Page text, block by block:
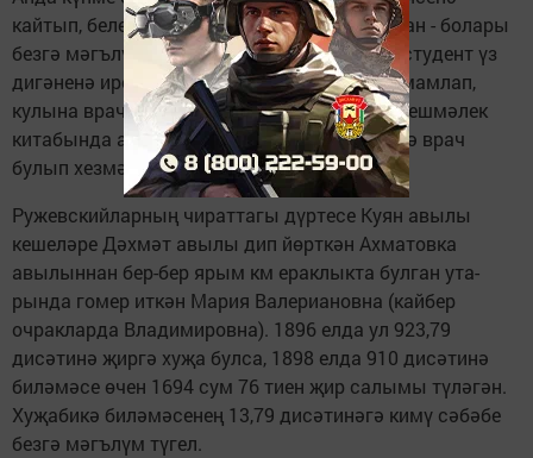
кайтып, белем алган, аны кайчан тәмамлаган - болары
безгә мәгълүм түгел. Әмма мәгълүме шул, студент үз
дигәненә ирешкән, академияне уңышлы тәмамлап,
кулы­на врач дипломы алган. 1889 елгы белешмәлек
китабында аның шәһәре­без хастаханәсендә врач
булып хезмәт итүе хәбәр ителә.
Ружевскийларның чират­тагы дүртесе Куян авылы
кешеләре Дәхмәт авылы дип йөрткән Ахматовка
авылыннан бер-бер ярым км ераклыкта булган ута­
рында гомер иткән Мария Валериановна (кайбер
очракларда Владимиров­на). 1896 елда ул 923,79
дисәтинә җиргә хуҗа булса, 1898 елда 910 дис­әтинә
биләмәсе өчен 1694 сум 76 тиен җир са­лымы түләгән.
Хуҗабикә биләмәсенең 13,79 дисә­тинәгә кимү сәбәбе
безгә мәгълүм түгел.